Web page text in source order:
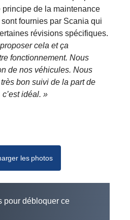
principe de la maintenance
fournies par Scania qui
révisions spécifiques.
cela et ça
fonctionnement. Nous
de nos véhicules. Nous
bon suivi de la part de
idéal. »
les photos
pour débloquer ce